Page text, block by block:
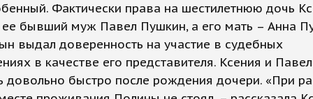
Фактически права на шестилетнюю дочь
ее бывший муж Павел Пушкин, а его мать – Анна
выдал доверенность на участие в судебных
в качестве его представителя. Ксения и Павел
довольно быстро после рождения дочери. «При